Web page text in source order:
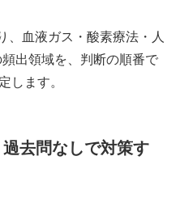
、血液ガス・酸素療法・人
出領域を、判断の順番で
します。
去問なしで対策す